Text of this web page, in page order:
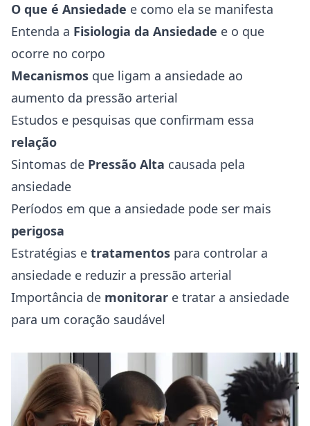
O que é Ansiedade e como ela se manifesta
Entenda a Fisiologia da Ansiedade e o que
ocorre no corpo
Mecanismos que ligam a ansiedade ao
aumento da pressão arterial
Estudos e pesquisas que confirmam essa
relação
Sintomas de Pressão Alta causada pela
ansiedade
Períodos em que a ansiedade pode ser mais
perigosa
Estratégias e tratamentos para controlar a
ansiedade e reduzir a pressão arterial
Importância de monitorar e tratar a ansiedade
para um coração saudável